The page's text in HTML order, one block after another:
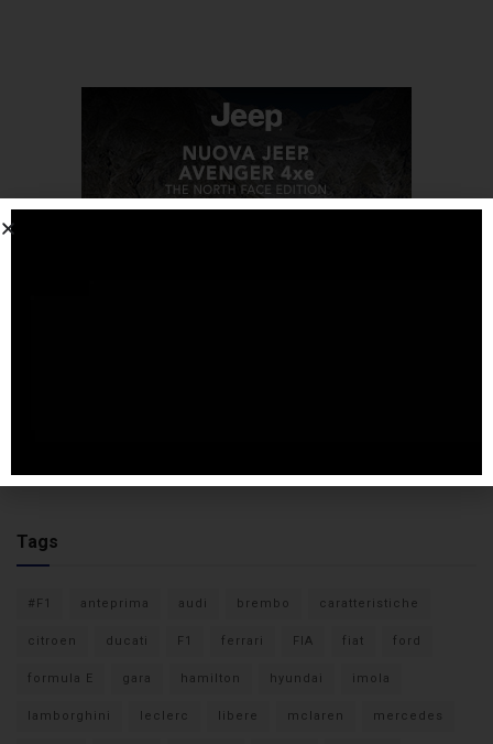
Tags
#F1 anteprima audi brembo caratteristiche
citroen ducati F1 ferrari FIA fiat ford
formula E gara hamilton hyundai imola
lamborghini leclerc libere mclaren mercedes